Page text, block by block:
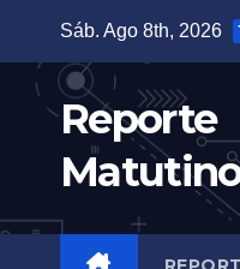
contenido
Sáb. Ago 8th, 2026
Reporte